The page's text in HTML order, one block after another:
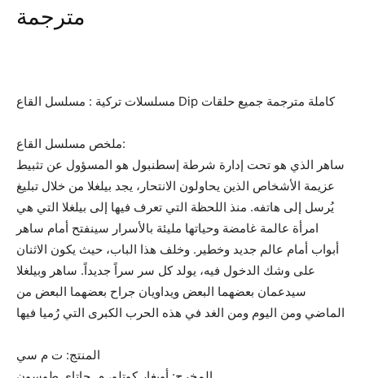
مترجمة
مسلسلات تركية : مسلسل القاع Dip كاملة مترجمة جميع حلقات
ملخص مسلسل القاع:
ساهر الذي هو تحت إدارة شرطة إسطنبول هو المسؤول عن تثبيط
عزيمة الأشخاص الذين يحاولون الانتحار، يجد بيلغلا من خلال تبليغ
يُرسل إلى هاتفه. منذ اللحظة التي تعرف فيها إلى بيلغلا التي هي
امرأة عالمة غامضة وحياتها مليئة بالأسرار سينفتح أمام ساهر
أبواب أمام عالم جديد وخطير. وخلف هذا الباب، حيث يكون الاثنان
على وشك الدخول فيه، يولد كل سر سراً جديداً. ساهر وبيلغلا
سيدعمان بعضهما البعض ويداويان جراح بعضهما البعض من
الماضي ومن اليوم ومن الغد في هذه الحرب الكبرى التي رُميا فيها
المنتج: ت م سي